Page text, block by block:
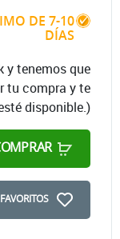
DE 7-10
DÍAS
y tenemos que
tu compra y te
disponible.)